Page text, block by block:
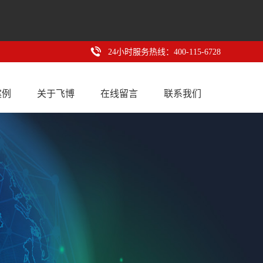
24小时服务热线：400-115-6728
关于飞博 在线留言 联系我们